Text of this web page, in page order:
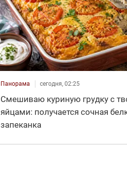
Панорама сегодня, 02:25
Смешиваю куриную грудку с
яйцами: получается сочная
запеканка